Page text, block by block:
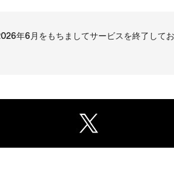
年6月をもちましてサービスを終了して